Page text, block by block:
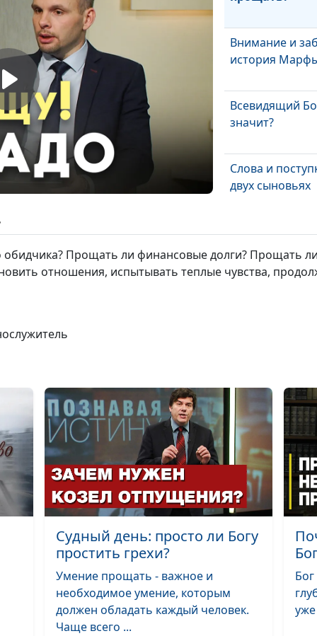
Внимание и
история
Всевидящий
значит?
Слова и
двух сыновьях
Притча о
Причта о
Заблудшая
потерянная
Почему много
мало
Прощать ли финансовые долги? Прощать
отношения, испытывать теплые чувства,
Судный день: просто ли Богу
простить грехи?
Умение прощать - важное и
необходимое умение, которым
должен обладать каждый человек.
Чаще всего ...